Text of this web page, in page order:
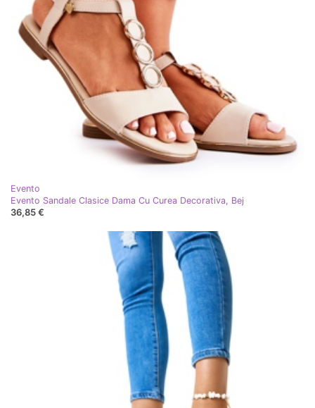
Evento
Evento Sandale Clasice Dama Cu Curea Decorativa, Bej
36,85 €